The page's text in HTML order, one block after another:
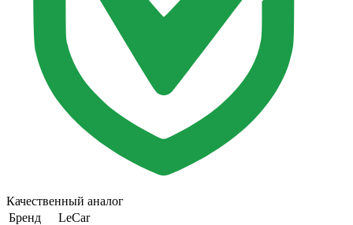
Качественный аналог
Бренд
LeCar